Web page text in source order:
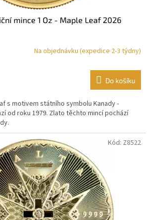
mince 1 Oz - Maple Leaf 2026
Na objednávku (expedice 2-3 týdny)
Do košíku
s motivem státního symbolu Kanady -
od roku 1979. Zlato těchto mincí pochází
Kód: Z8522